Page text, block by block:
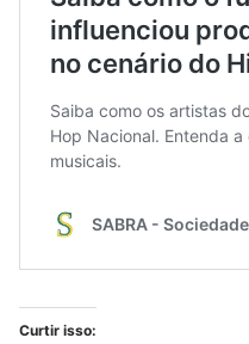
Curtir isso: